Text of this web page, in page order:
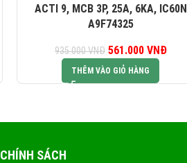
ACTI 9, MCB 3P, 25A, 6KA, IC60N
A9F74325
935.000VNĐ
Giá gốc là:
935.000 VNĐ.
561.000 VNĐ
THÊM VÀO GIỎ HÀNG
CHÍNH SÁCH